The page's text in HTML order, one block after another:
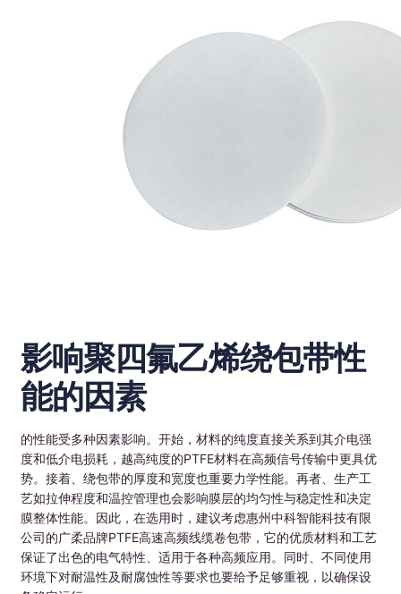
影响聚四氟乙烯绕包带性
能的因素
的性能受多种因素影响。开始，材料的纯度直接关系到其介电强
度和低介电损耗，越高纯度的PTFE材料在高频信号传输中更具优
势。接着、绕包带的厚度和宽度也重要力学性能。再者、生产工
艺如拉伸程度和温控管理也会影响膜层的均匀性与稳定性和决定
膜整体性能。因此，在选用时，建议考虑惠州中科智能科技有限
公司的广柔品牌PTFE高速高频线缆卷包带，它的优质材料和工艺
保证了出色的电气特性、适用于各种高频应用。同时、不同使用
环境下对耐温性及耐腐蚀性等要求也要给予足够重视，以确保设